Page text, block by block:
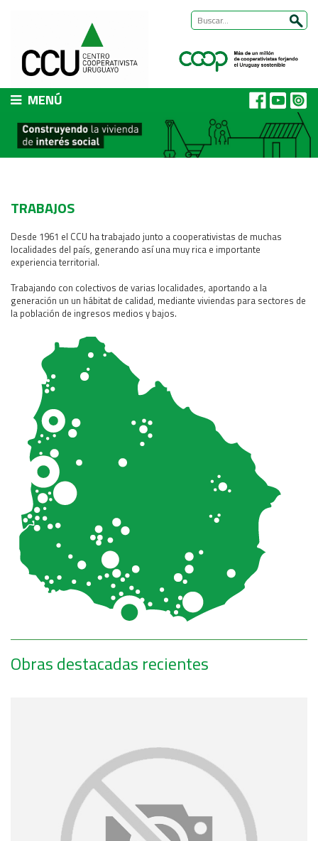
MENÚ
CCU
Presentación
ÁREAS DE TRABAJO
Área Habitat
Programas
Trabajos
Acerca del Área
Programas
Programas Centrales
REGIONAL LITORAL
Revista Dinámica
Recursos Digitales
PUBLICACIONES
ENLACES
CONTACTO
TRABAJOS
Desde 1961 el CCU ha trabajado junto a cooperativistas de muchas
localidades del país, generando así una muy rica e importante
experiencia territorial.
Trabajando con colectivos de varias localidades, aportando a la
generación un un hábitat de calidad, mediante viviendas para sectores de
la población de ingresos medios y bajos.
Obras destacadas recientes